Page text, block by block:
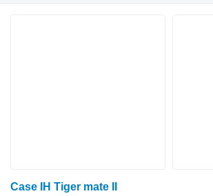
Case IH Tiger mate II